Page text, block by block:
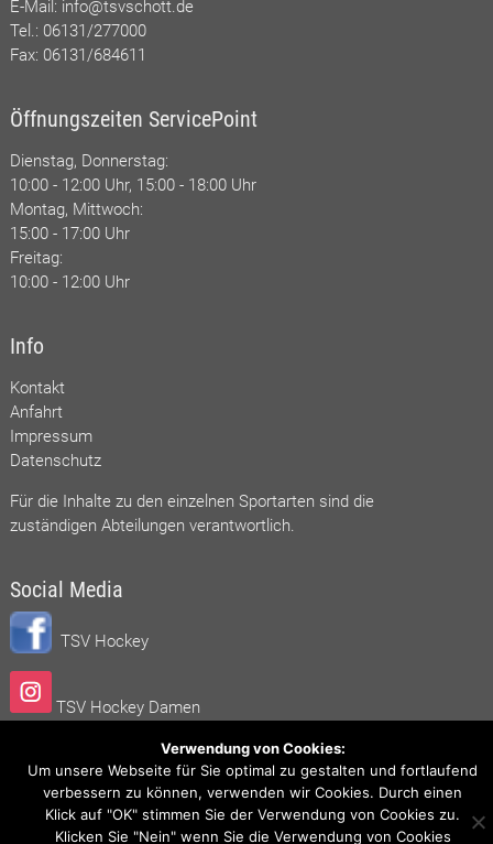
E-Mail: info@tsvschott.de
Tel.: 06131/277000
Fax: 06131/684611
Öffnungszeiten ServicePoint
Dienstag, Donnerstag:
10:00 - 12:00 Uhr, 15:00 - 18:00 Uhr
Montag, Mittwoch:
15:00 - 17:00 Uhr
Freitag:
10:00 - 12:00 Uhr
Info
Kontakt
Anfahrt
Impressum
Datenschutz
Für die Inhalte zu den einzelnen Sportarten sind die
zuständigen Abteilungen verantwortlich.
Social Media
TSV Hockey
TSV Hockey Damen
TSV Hockey Herren
Verwendung von Cookies:
Um unsere Webseite für Sie optimal zu gestalten und fortlaufend
verbessern zu können, verwenden wir Cookies. Durch einen
Klick auf "OK" stimmen Sie der Verwendung von Cookies zu.
Klicken Sie "Nein" wenn Sie die Verwendung von Cookies